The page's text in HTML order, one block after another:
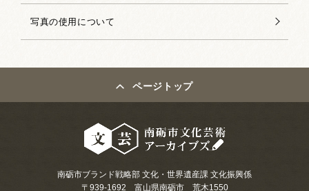
写真の使用について
ページトップ
南砺市ブランド戦略部 文化・世界遺産課 文化振興係
〒939-1692 富山県南砺市 荒木1550